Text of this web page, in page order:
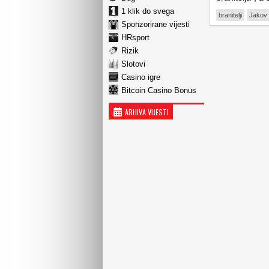
1 klik do svega
Sponzorirane vijesti
HRsport
Rizik
Slotovi
Casino igre
Bitcoin Casino Bonus
ARHIVA VIJESTI
branitelji Jakov